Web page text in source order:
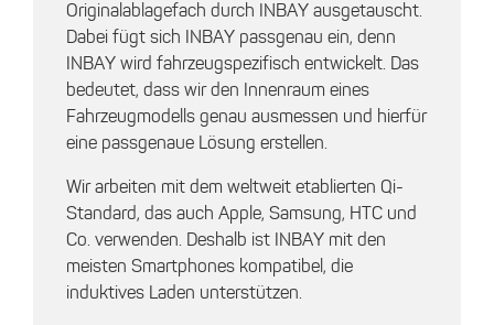
Originalablagefach durch INBAY ausgetauscht.
Dabei fügt sich INBAY passgenau ein, denn
INBAY wird fahrzeugspezifisch entwickelt. Das
bedeutet, dass wir den Innenraum eines
Fahrzeugmodells genau ausmessen und hierfür
eine passgenaue Lösung erstellen.
Wir arbeiten mit dem weltweit etablierten Qi-
Standard, das auch Apple, Samsung, HTC und
Co. verwenden. Deshalb ist INBAY mit den
meisten Smartphones kompatibel, die
induktives Laden unterstützen.